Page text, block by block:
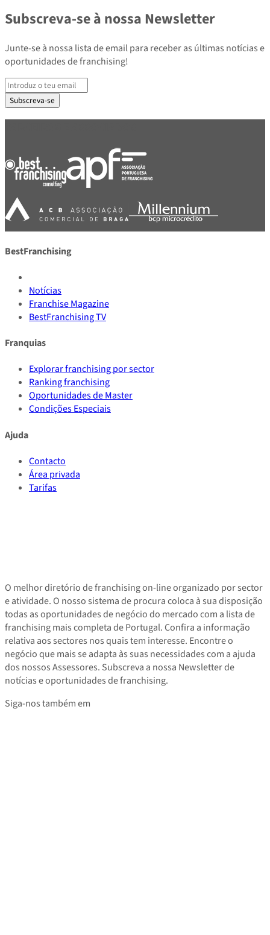
Subscreva-se à nossa Newsletter
Junte-se à nossa lista de email para receber as últimas notícias e
oportunidades de franchising!
Subscreva-se
BestFranchising
Notícias
Franchise Magazine
BestFranchising TV
Franquias
Explorar franchising por sector
Ranking franchising
Oportunidades de Master
Condições Especiais
Ajuda
Contacto
Área privada
Tarifas
O melhor diretório de franchising on-line organizado por sector
e atividade. O nosso sistema de procura coloca à sua disposição
todas as oportunidades de negócio do mercado com a lista de
franchising mais completa de Portugal. Confira a informação
relativa aos sectores nos quais tem interesse. Encontre o
negócio que mais se adapta às suas necessidades com a ajuda
dos nossos Assessores. Subscreva a nossa Newsletter de
notícias e oportunidades de franchising.
Siga-nos também em